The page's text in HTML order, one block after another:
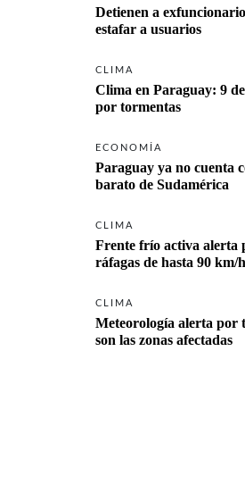
Detienen a
estafar a usuarios
CLIMA
Clima en Paraguay: 9
por tormentas
ECONOMÍA
Paraguay ya no cuenta
barato de Sudamérica
CLIMA
Frente frío activa alerta
ráfagas de hasta 90 km/h
CLIMA
Meteorología alerta por
son las zonas afectadas